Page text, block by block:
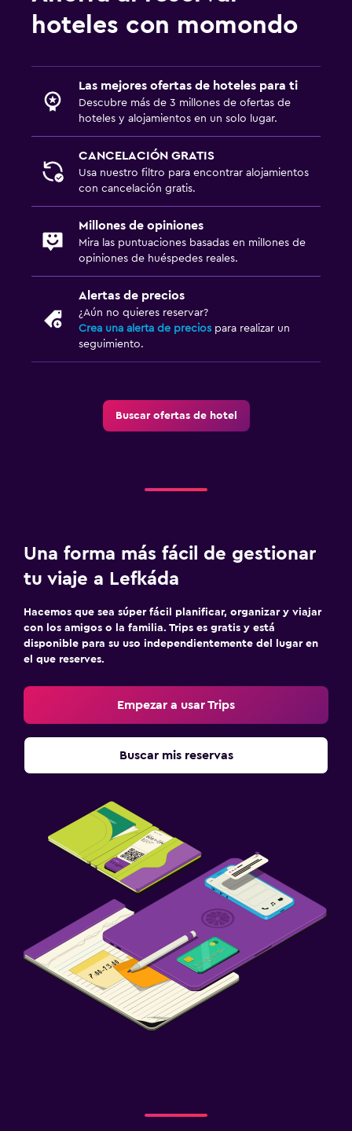
hoteles con momondo
Las mejores ofertas de hoteles para ti
Descubre más de 3 millones de ofertas de
hoteles y alojamientos en un solo lugar.
CANCELACIÓN GRATIS
Usa nuestro filtro para encontrar alojamientos
con cancelación gratis.
Millones de opiniones
Mira las puntuaciones basadas en millones de
opiniones de huéspedes reales.
Alertas de precios
¿Aún no quieres reservar?
Crea una alerta de precios para realizar un
seguimiento.
Buscar ofertas de hotel
Una forma más fácil de gestionar
tu viaje a Lefkáda
Hacemos que sea súper fácil planificar, organizar y viajar
con los amigos o la familia. Trips es gratis y está
disponible para su uso independientemente del lugar en
el que reserves.
Empezar a usar Trips
Buscar mis reservas